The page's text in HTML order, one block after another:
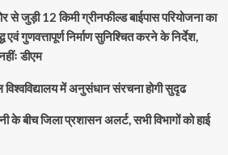
से जुड़ी 12 किमी ग्रीनफील्ड बाईपास परियोजना का
एवं गुणवत्तापूर्ण निर्माण सुनिश्चित करने के निर्देश,
डीएम
में अनुसंधान संरचना होगी सुदृढ
के बीच जिला प्रशासन अलर्ट, सभी विभागों को हाई